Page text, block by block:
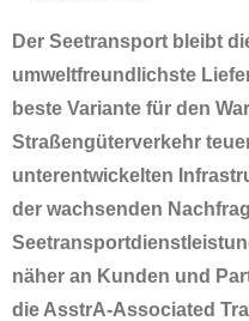
Der Seetransport bleibt
umweltfreundlichste
beste Variante für den
Straßengüterverkehr
unterentwickelten
der wachsenden
näher an Kunden und
die AsstrA-Associated